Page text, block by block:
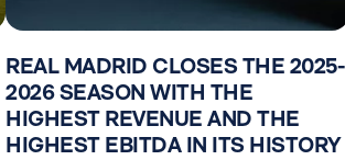
REAL MADRID CLOSES THE 2025-
2026 SEASON WITH THE
HIGHEST REVENUE AND THE
HIGHEST EBITDA IN ITS HISTORY